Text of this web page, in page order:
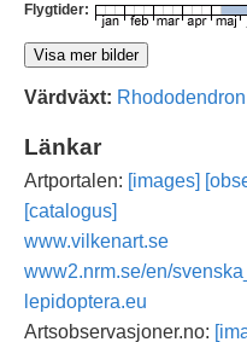
Flygtider:
Värdväxt:
Länkar
Artportalen: [images]
[catalogus]
www.vilkenart.se
www2.nrm.se/en/
lepidoptera.eu
Artsobservasjoner.no: